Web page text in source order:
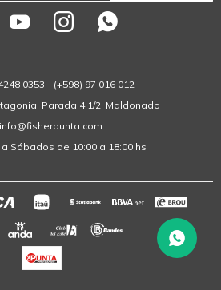
0353 - (+598) 97 016 012
Parada 4 1/2, Maldonado
info@fisherpunta.com
Sábados de 10:00 a 18:00 hs
  